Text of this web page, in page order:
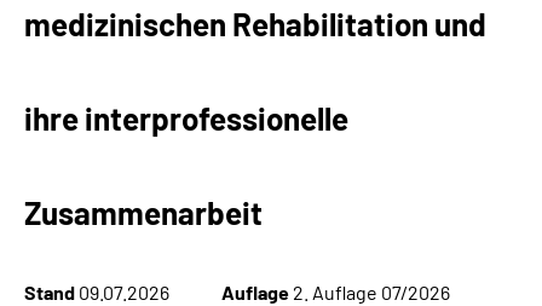
Experten
Suche
medizinischen Rehabilitation und
ihre interprofessionelle
Zusammenarbeit
Stand 09.07.2026 Auflage 2. Auflage 07/2026